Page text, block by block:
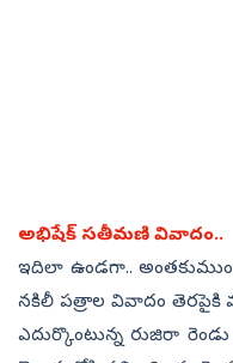
అభిషేక్‌ సతీమణి వివాదం..
ఇదిలా ఉండగా..
నకిలీ పత్రాల వివాదం తెర‌పైకి
ఎదుర్కొంటున్న రుజిరా